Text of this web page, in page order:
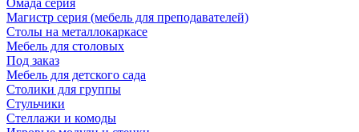
Омада серия
Магистр серия (мебель для преподавателей)
Столы на металлокаркасе
Мебель для столовых
Под заказ
Мебель для детского сада
Столики для группы
Стульчики
Стеллажи и комоды